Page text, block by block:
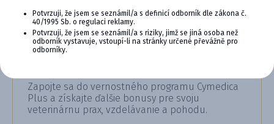
CYMEDICA PLUS: VERNOSŤ, KTORÁ
Zapojte sa do vernostného programu Cymedica
Plus a získajte ďalšie bonusy pre svoju
veterinárnu prax, vzdelávanie a pohodu.
Potvrzuji, že jsem se seznámil/a s definicí odborník dle zákona č.
40/1995 Sb. o regulaci reklamy.
Potvrzuji, že jsem se seznámil/a s riziky, jimž se jiná osoba než
odborník vystavuje, vstoupí-li na stránky určené převážně pro
odborníky.